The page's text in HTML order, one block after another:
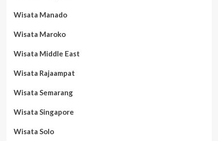
Wisata Manado
Wisata Maroko
Wisata Middle East
Wisata Rajaampat
Wisata Semarang
Wisata Singapore
Wisata Solo